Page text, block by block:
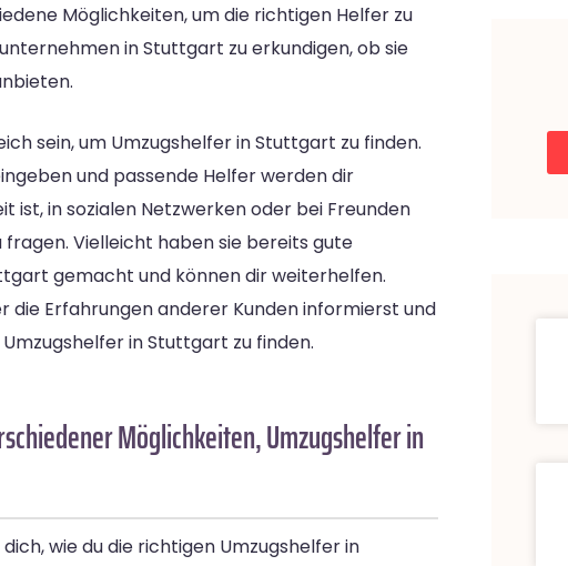
Möglichkeiten, um die richtigen Helfer zu
in Stuttgart zu erkundigen, ob sie
sein, um Umzugshelfer in Stuttgart zu finden.
und passende Helfer werden dir
ist, in sozialen Netzwerken oder bei Freunden
Vielleicht haben sie bereits gute
gemacht und können dir weiterhelfen.
die Erfahrungen anderer Kunden informierst und
in Stuttgart zu finden.
Möglichkeiten, Umzugshelfer in
wie du die richtigen Umzugshelfer in